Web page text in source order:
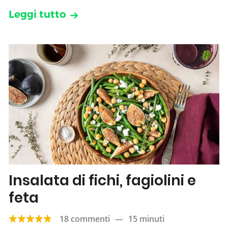
Leggi tutto
Insalata di fichi, fagiolini e
feta
18 commenti — 15 minuti